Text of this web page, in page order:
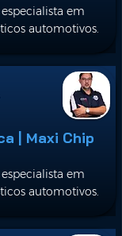
em
automotivos.
| Maxi Chip
em
automotivos.